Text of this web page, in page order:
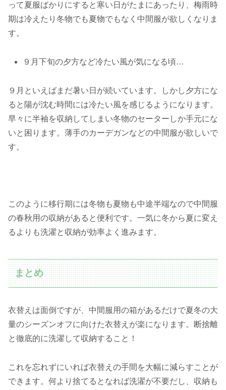
って夏服ばかりにすると寒い日がたまにあったり、梅雨時
期は冷えたり冬物でも夏物でもなく中間服が欲しくなりま
す。
９月下旬の夕方など冷たい風が気になる頃…
９月といえばまだ暑い日が続いています。しかし夕方にな
ると陽が沈む時間には冷たい風を感じるようになります。
早々に半袖を収納してしまい冬物のセーターしか手元にな
いと困ります。薄手のカーデガンなどの中間服が欲しいで
す。
このように移行期には冬物も夏物も中途半端なので中間服
の春秋用の収納があると便利です。一気に冬から夏に変え
るよりも洗濯と収納が効率よく進みます。
まとめ
衣替えは面倒ですが、中間服用の箱があるだけで夏冬の大
量のシーズンオフに向けた衣替えが楽になります。断捨離
と徹底的に洗濯して収納すること！
これを忘れずにいれば衣替えの手間を大幅に減らすことが
できます。何より捨てるとなれば洗濯が不要だし、収納も